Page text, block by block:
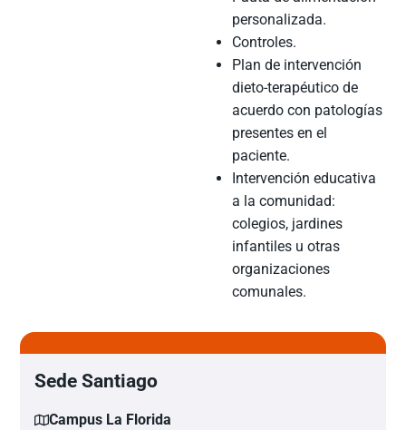
personalizada.
Controles.
Plan de intervención
dieto-terapéutico de
acuerdo con patologías
presentes en el
paciente.
Intervención educativa
a la comunidad:
colegios, jardines
infantiles u otras
organizaciones
comunales.
Sede Santiago
Campus La Florida